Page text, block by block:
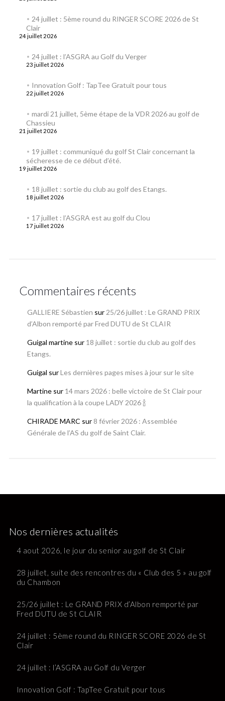
24 juillet : 5ème round du RINGER SCORE 2026 de St
Clair
24 juillet 2026
24 juillet : l’ASGRA au Golf du Verger
23 juillet 2026
Innovation Golf : TapTee Gratuit pour tous
22 juillet 2026
mardi 21 juillet, 5ème étape de la VDR 2026 au golf de
Chassieu
21 juillet 2026
19 juillet : communiqué du golf St Clair concernant la
sécheresse de ce début d’été.
19 juillet 2026
18 juillet : sortie du club au golf des Etangs.
18 juillet 2026
17 juillet : l’ASGRA est au golf du Clou
17 juillet 2026
Commentaires récents
GALLIERE Sébastien sur 25/26 juillet : Le GRAND PRIX
d’Albon remporté par Fred DUTU de St CLAIR
Guigal martinesur 18 juillet : sortie du club au golf des
Etangs.
Guigal surLes dernières pages mises à jour sur le site
Martinesur 14 mars 2026 : belle victoire de St Clair pour
la qualification à la coupe LADY 2026 🍾
CHIRADE MARC sur 8 février 2026 : Assemblée
Générale de l’AS du golf de Saint Clair.
Nos dernières actualités
4 aout 2026, le jour du senior au golf de St Clair
28 juillet, suite des rencontres du « Club des 5 » au golf
du Chambon
25/26 juillet : Le GRAND PRIX d’Albon remporté par
Fred DUTU de St CLAIR
24 juillet : 5ème round du RINGER SCORE 2026 de St
Clair
24 juillet : l’ASGRA au Golf du Verger
Innovation Golf : TapTee Gratuit pour tous